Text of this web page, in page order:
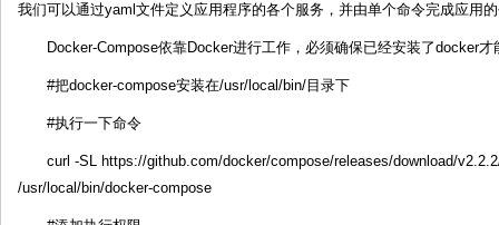
我们可以通过yaml文件定义应用程序的各个服务，并由单个命令完成应用
Docker-Compose依靠Docker进行工作，必须确保已经安装了docker
#把docker-compose安装在/usr/local/bin/目录下
#执行一下命令
curl -SL https://github.com/docker/compose/releases/download/
/usr/local/bin/docker-compose